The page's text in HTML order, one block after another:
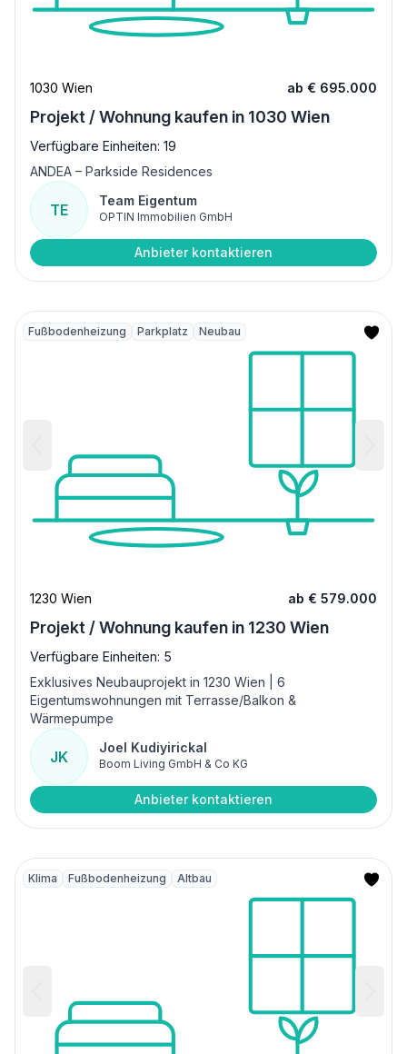
1030 Wien ab € 695.000
Projekt / Wohnung kaufen in 1030 Wien
Verfügbare Einheiten: 19
ANDEA – Parkside Residences
TE
Team Eigentum
OPTIN Immobilien GmbH
Anbieter kontaktieren
Fußbodenheizung Parkplatz Neubau
1230 Wien ab € 579.000
Projekt / Wohnung kaufen in 1230 Wien
Verfügbare Einheiten: 5
Exklusives Neubauprojekt in 1230 Wien | 6
Eigentumswohnungen mit Terrasse/Balkon &
Wärmepumpe
JK
Joel Kudiyirickal
Boom Living GmbH & Co KG
Anbieter kontaktieren
Klima Fußbodenheizung Altbau